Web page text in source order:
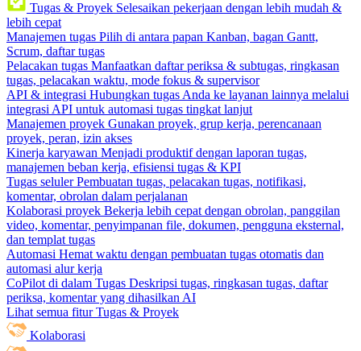
Tugas & Proyek Selesaikan pekerjaan dengan lebih mudah &
lebih cepat
Manajemen tugas Pilih di antara papan Kanban, bagan Gantt,
Scrum, daftar tugas
Pelacakan tugas Manfaatkan daftar periksa & subtugas, ringkasan
tugas, pelacakan waktu, mode fokus & supervisor
API & integrasi Hubungkan tugas Anda ke layanan lainnya melalui
integrasi API untuk automasi tugas tingkat lanjut
Manajemen proyek Gunakan proyek, grup kerja, perencanaan
proyek, peran, izin akses
Kinerja karyawan Menjadi produktif dengan laporan tugas,
manajemen beban kerja, efisiensi tugas & KPI
Tugas seluler Pembuatan tugas, pelacakan tugas, notifikasi,
komentar, obrolan dalam perjalanan
Kolaborasi proyek Bekerja lebih cepat dengan obrolan, panggilan
video, komentar, penyimpanan file, dokumen, pengguna eksternal,
dan templat tugas
Automasi Hemat waktu dengan pembuatan tugas otomatis dan
automasi alur kerja
CoPilot di dalam Tugas Deskripsi tugas, ringkasan tugas, daftar
periksa, komentar yang dihasilkan AI
Lihat semua fitur Tugas & Proyek
Kolaborasi